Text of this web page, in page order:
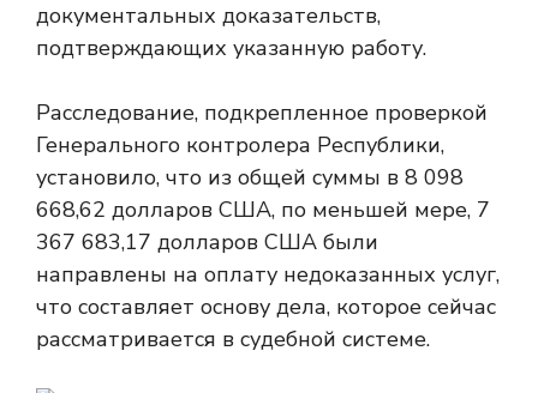
документальных доказательств,
подтверждающих указанную работу.
Расследование, подкрепленное проверкой
Генерального контролера Республики,
установило, что из общей суммы в 8 098
668,62 долларов США, по меньшей мере, 7
367 683,17 долларов США были
направлены на оплату недоказанных услуг,
что составляет основу дела, которое сейчас
рассматривается в судебной системе.